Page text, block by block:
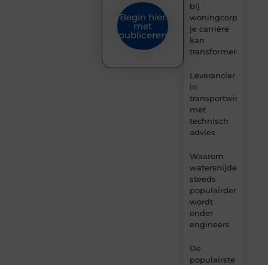
bij
woningcorporaties
je carrière
kan
transformeren
Leverancier
in
transportwielen
met
technisch
advies
Waarom
watersnijden
steeds
populairder
wordt
onder
engineers
De
populairste
Begin hier
met
publiceren